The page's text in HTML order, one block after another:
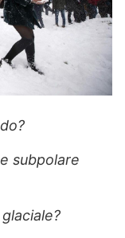
subpolare